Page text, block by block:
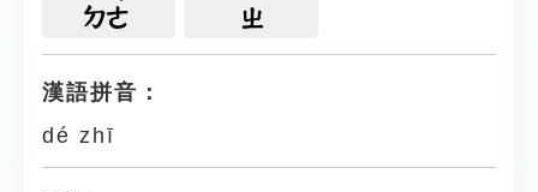
ㄉㄜ ㄓ
漢語拼音：
dé zhī